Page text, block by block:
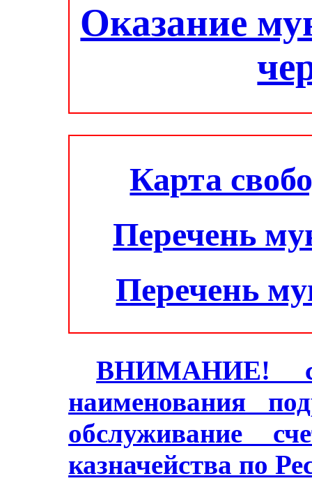
Оказание
Карта
Перечень
Перечень
ВНИМАНИЕ! с
наименования
обслуживание
казначейства по